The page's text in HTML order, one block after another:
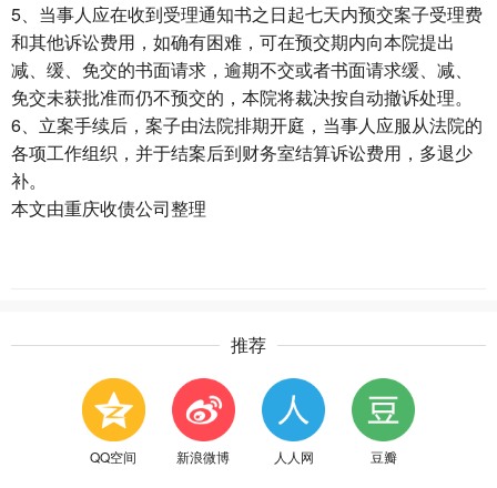
5、当事人应在收到受理通知书之日起七天内预交案子受理费
和其他诉讼费用，如确有困难，可在预交期内向本院提出
减、缓、免交的书面请求，逾期不交或者书面请求缓、减、
免交未获批准而仍不预交的，本院将裁决按自动撤诉处理。
6、立案手续后，案子由法院排期开庭，当事人应服从法院的
各项工作组织，并于结案后到财务室结算诉讼费用，多退少
补。
本文由重庆收债公司整理
推荐
QQ空间 新浪微博 人人网 豆瓣